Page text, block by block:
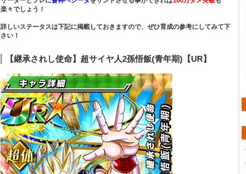
楽々でしょう！
詳しいステータスは下記に掲載しておきますので、ぜひ育成の参考にしてみて下
さい！
【継承されし使命】超サイヤ人2孫悟飯(青年期)【UR】